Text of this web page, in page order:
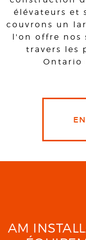
élévateurs et
couvrons un
l'on offre nos
travers les
Ontario
AM